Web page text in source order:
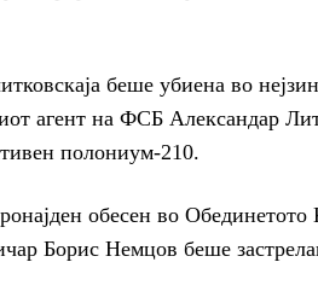
беше убиена во
агент на ФСБ Александар
полониум-210.
обесен во Обединетото
Борис Немцов беше